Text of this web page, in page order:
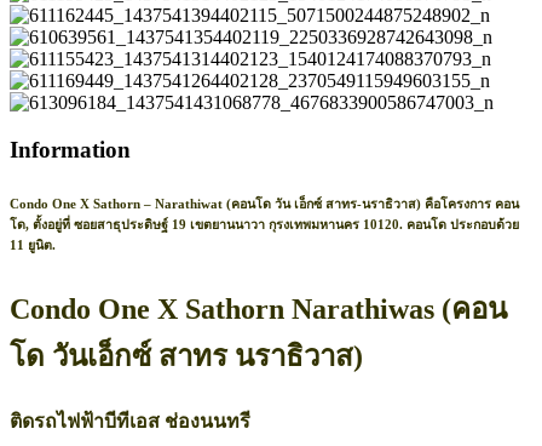
Information
Condo One X Sathorn – Narathiwat (คอนโด วัน เอ็กซ์ สาทร-นราธิวาส) คือโครงการ คอน
โด, ตั้งอยู่ที่ ซอยสาธุประดิษฐ์ 19 เขตยานนาวา กุรงเทพมหานคร 10120. คอนโด ประกอบด้วย
11 ยูนิต.
Condo One X Sathorn Narathiwas (คอน
โด วันเอ็กซ์ สาทร นราธิวาส)
ติดรถไฟฟ้าบีทีเอส ช่องนนทรี